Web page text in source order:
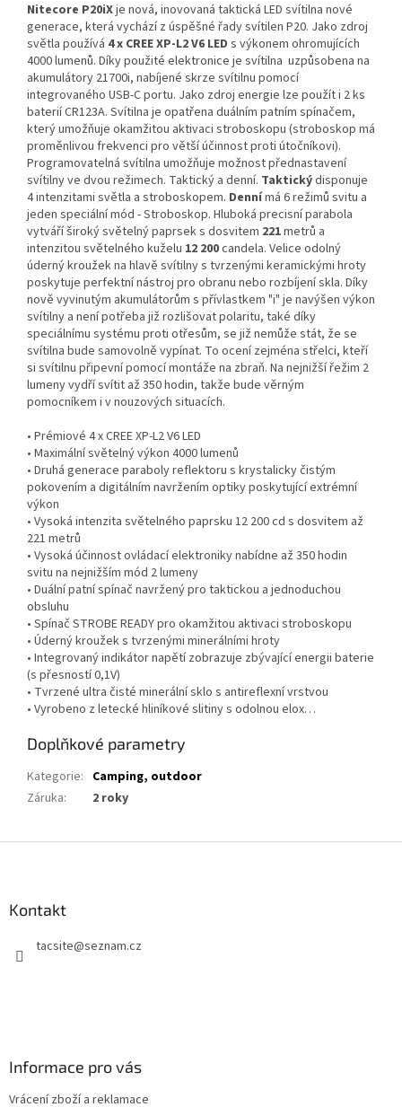
Nitecore P20iXje nová, inovovaná taktická LED svítilna nové
generace, která vychází z úspěšné řady svítilen P20. Jako zdroj
světla používá 4 x CREE XP-L2 V6 LED s výkonem ohromujících
4000 lumenů. Díky použité elektronice je svítilna uzpůsobena na
akumulátory 21700i, nabíjené skrze svítilnu pomocí
integrovaného USB-C portu. Jako zdroj energie lze použít i 2 ks
baterií CR123A. Svítilna je opatřena duálním patním spínačem,
který umožňuje okamžitou aktivaci stroboskopu (stroboskop má
proměnlivou frekvenci pro větší účinnost proti útočníkovi).
Programovatelná svítilna umožňuje možnost přednastavení
svítilny ve dvou režimech. Taktický a denní. Taktickýdisponuje
4 intenzitami světla a stroboskopem. Dennímá 6 režimů svitu a
jeden speciální mód - Stroboskop. Hluboká precisní parabola
vytváří široký světelný paprsek s dosvitem 221metrů a
intenzitou světelného kuželu 12 200candela. Velice odolný
úderný kroužek na hlavě svítilny s tvrzenými keramickými hroty
poskytuje perfektní nástroj pro obranu nebo rozbíjení skla. Díky
nově vyvinutým akumulátorům s přívlastkem "i" je navýšen výkon
svítilny a není potřeba již rozlišovat polaritu, také díky
speciálnímu systému proti otřesům, se již nemůže stát, že se
svítilna bude samovolně vypínat. To ocení zejména střelci, kteří
si svítilnu připevní pomocí montáže na zbraň. Na nejnižší řežim 2
lumeny vydří svítit až 350 hodin, takže bude věrným
pomocníkem i v nouzových situacích.
• Prémiové 4 x CREE XP-L2 V6 LED
• Maximální světelný výkon 4000 lumenů
• Druhá generace paraboly reflektoru s krystalicky čistým
pokovením a digitálním navržením optiky poskytující extrémní
výkon
• Vysoká intenzita světelného paprsku 12 200 cd s dosvitem až
221 metrů
• Vysoká účinnost ovládací elektroniky nabídne až 350 hodin
svitu na nejnižším mód 2 lumeny
• Duální patní spínač navržený pro taktickou a jednoduchou
obsluhu
• Spínač STROBE READY pro okamžitou aktivaci stroboskopu
• Úderný kroužek s tvrzenými minerálními hroty
• Integrovaný indikátor napětí zobrazuje zbývající energii baterie
(s přesností 0,1V)
• Tvrzené ultra čisté minerální sklo s antireflexní vrstvou
• Vyrobeno z letecké hliníkové slitiny s odolnou elox…
Doplňkové parametry
Kategorie: Camping, outdoor
Záruka: 2 roky
Kontakt
tacsite@seznam.cz
Informace pro vás
Vrácení zboží a reklamace